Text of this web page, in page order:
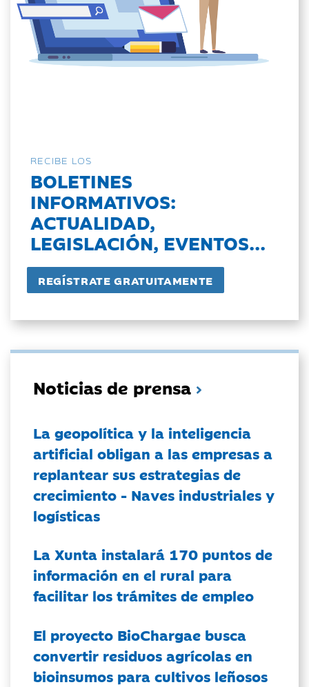
RECIBE LOS
BOLETINES
INFORMATIVOS:
ACTUALIDAD,
LEGISLACIÓN, EVENTOS...
Noticias de prensa
La geopolítica y la inteligencia
artificial obligan a las empresas a
replantear sus estrategias de
crecimiento - Naves industriales y
logísticas
La Xunta instalará 170 puntos de
información en el rural para
facilitar los trámites de empleo
El proyecto BioChargae busca
convertir residuos agrícolas en
bioinsumos para cultivos leñosos